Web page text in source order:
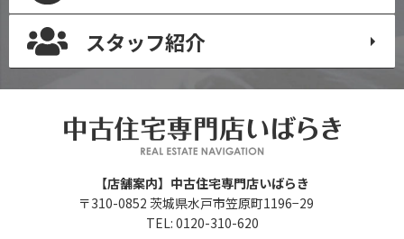
スタッフ紹介
【店舗案内】中古住宅専門店いばらき
〒310-0852 茨城県水戸市笠原町1196−29
TEL: 0120-310-620